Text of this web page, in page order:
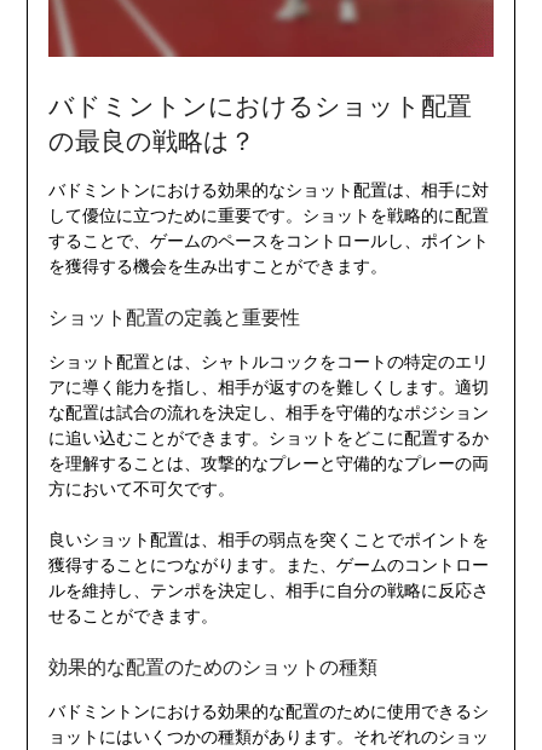
バドミントンにおけるショット配置
の最良の戦略は？
バドミントンにおける効果的なショット配置は、相手に対
して優位に立つために重要です。ショットを戦略的に配置
することで、ゲームのペースをコントロールし、ポイント
を獲得する機会を生み出すことができます。
ショット配置の定義と重要性
ショット配置とは、シャトルコックをコートの特定のエリ
アに導く能力を指し、相手が返すのを難しくします。適切
な配置は試合の流れを決定し、相手を守備的なポジション
に追い込むことができます。ショットをどこに配置するか
を理解することは、攻撃的なプレーと守備的なプレーの両
方において不可欠です。
良いショット配置は、相手の弱点を突くことでポイントを
獲得することにつながります。また、ゲームのコントロー
ルを維持し、テンポを決定し、相手に自分の戦略に反応さ
せることができます。
効果的な配置のためのショットの種類
バドミントンにおける効果的な配置のために使用できるシ
ョットにはいくつかの種類があります。それぞれのショッ